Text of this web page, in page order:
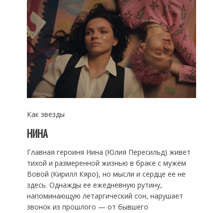
Как звезды
НИНА
Главная героиня Нина (Юлия Пересильд) живет
тихой и размеренной жизнью в браке с мужем
Вовой (Кирилл Кяро), но мысли и сердце ее не
здесь. Однажды ее ежедневную рутину,
напоминающую летаргический сон, нарушает
звонок из прошлого — от бывшего